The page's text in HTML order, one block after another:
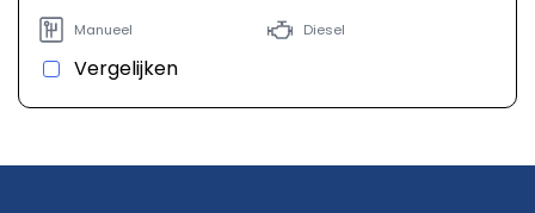
Manueel Diesel
Vergelijken